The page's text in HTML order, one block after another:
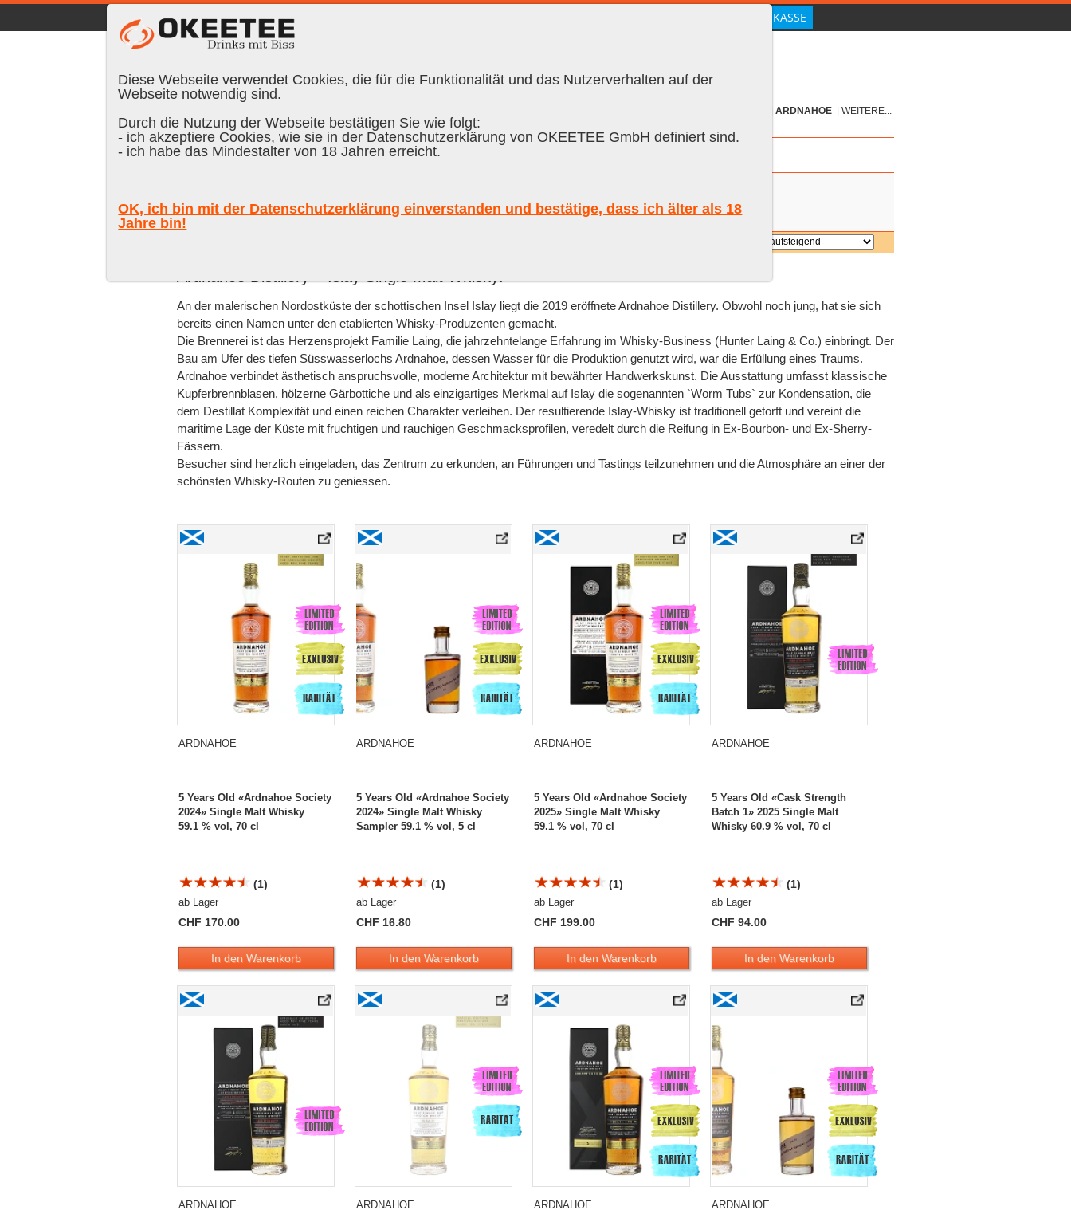
☰ |DE FR EN|Anmelden
ARDNAHOE WEITERE...
Marke % vol. Alter Farbe Inhalt
An der malerischen Nordostküste der schottischen Insel Islay liegt die 2019 eröffnete Ardnahoe Distillery. Obwohl noch jung, hat sie sich
bereits einen Namen unter den etablierten Whisky-Produzenten gemacht.
Die Brennerei ist das Herzensprojekt Familie Laing, die jahrzehntelange Erfahrung im Whisky-Business (Hunter Laing & Co.) einbringt. Der
Bau am Ufer des tiefen Süsswasserlochs Ardnahoe, dessen Wasser für die Produktion genutzt wird, war die Erfüllung eines Traums.
Ardnahoe verbindet ästhetisch anspruchsvolle, moderne Architektur mit bewährter Handwerkskunst. Die Ausstattung umfasst klassische
Kupferbrennblasen, hölzerne Gärbottiche und als einzigartiges Merkmal auf Islay die sogenannten `Worm Tubs` zur Kondensation, die
dem Destillat Komplexität und einen reichen Charakter verleihen. Der resultierende Islay-Whisky ist traditionell getorft und vereint die
maritime Lage der Küste mit fruchtigen und rauchigen Geschmacksprofilen, veredelt durch die Reifung in Ex-Bourbon- und Ex-Sherry-
Fässern.
Besucher sind herzlich eingeladen, das Zentrum zu erkunden, an Führungen und Tastings teilzunehmen und die Atmosphäre an einer der
schönsten Whisky-Routen zu geniessen.
Ardnahoe 5 Years Old «Ardnahoe Society 2024» Single Malt Whisky
ARDNAHOE
5 Years Old «Ardnahoe Society
2024» Single Malt Whisky
59.1 % vol, 70 cl
(1)
ab Lager
CHF 170.00
In den Warenkorb
Ardnahoe 5 Years Old «Ardnahoe Society 2024» Single Malt Whisky Sampler
ARDNAHOE
5 Years Old «Ardnahoe Society
2024» Single Malt Whisky
Sampler 59.1 % vol, 5 cl
(1)
ab Lager
CHF 16.80
In den Warenkorb
Ardnahoe 5 Years Old «Ardnahoe Society 2025» Single Malt Whisky
ARDNAHOE
5 Years Old «Ardnahoe Society
2025» Single Malt Whisky
59.1 % vol, 70 cl
(1)
ab Lager
CHF 199.00
In den Warenkorb
Ardnahoe 5 Years Old «Cask Strength Batch 1» 2025 Single Malt Whisky
ARDNAHOE
5 Years Old «Cask Strength
Batch 1» 2025 Single Malt
Whisky 60.9 % vol, 70 cl
(1)
ab Lager
CHF 94.00
In den Warenkorb
Ardnahoe 5 Years Old «Cask Strength Batch 2» 2026 Single Malt Whisky
ARDNAHOE
Ardnahoe 5 Years Old «Fèis Ìle 2024» Single Malt Whisky
ARDNAHOE
Ardnahoe 5 Years Old «SKERRYVORE XX» Single Malt Whisky
ARDNAHOE
Ardnahoe 5 Years Old «SKERRYVORE XX» Single Malt Whisky Sampler
ARDNAHOE
Diese Webseite verwendet Cookies, die für die Funktionalität und das Nutzerverhalten auf der
Webseite notwendig sind.
Durch die Nutzung der Webseite bestätigen Sie wie folgt:
- ich akzeptiere Cookies, wie sie in der Datenschutzerklärung von OKEETEE GmbH definiert sind.
- ich habe das Mindestalter von 18 Jahren erreicht.
OK, ich bin mit der Datenschutzerklärung einverstanden und bestätige, dass ich älter als 18
Jahre bin!